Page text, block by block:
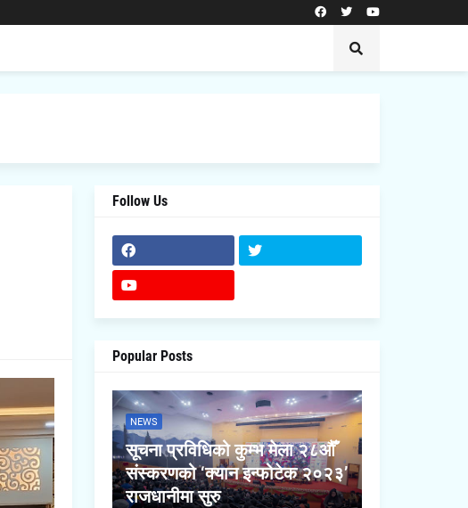
Follow Us
Popular Posts
NEWS
सूचना प्रविधिको कुम्भ मेला २८औँ
संस्करणको ‘क्यान इन्फोटेक २०२३’
राजधानीमा सुरु